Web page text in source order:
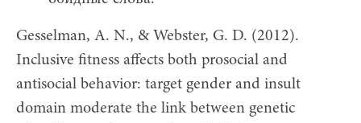
Gesselman, A. N., & Webster, G. D. (2012).
Inclusive fitness affects both prosocial and
antisocial behavior: target gender and insult
domain moderate the link between genetic